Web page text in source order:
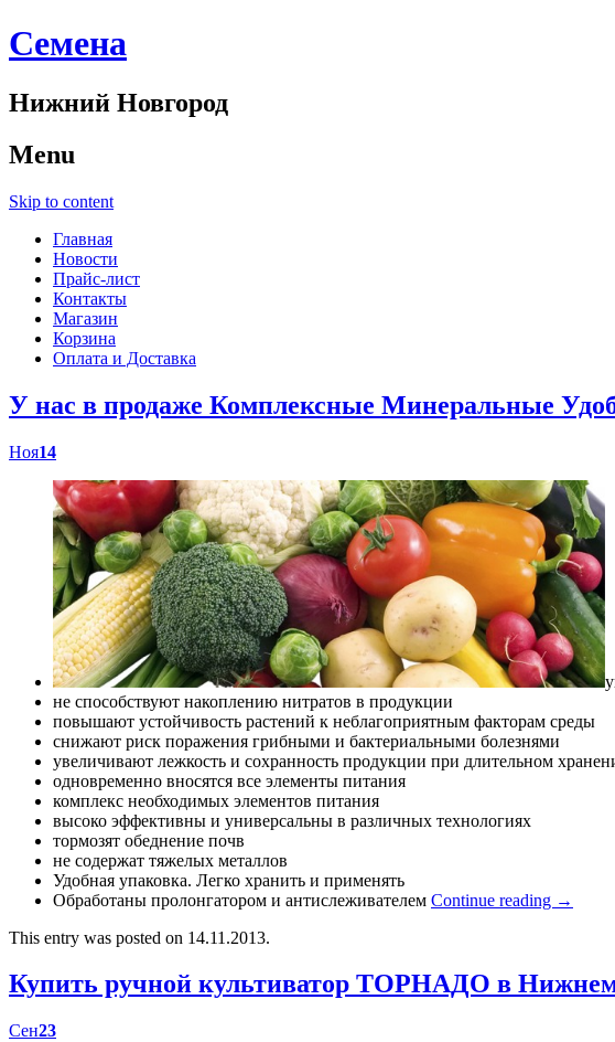
Cемена
Нижний Новгород
Menu
Skip to content
Главная
Новости
Прайс-лист
Контакты
Магазин
Корзина
Оплата и Доставка
У нас в продаже Комплексные Минеральные
Ноя14
не способствуют накоплению нитратов в продукции
повышают устойчивость растений к неблагоприятным факторам среды
снижают риск поражения грибными и бактериальными болезнями
увеличивают лежкость и сохранность продукции при длительном
одновременно вносятся все элементы питания
комплекс необходимых элементов питания
высоко эффективны и универсальны в различных технологиях
тормозят обеднение почв
не содержат тяжелых металлов
Удобная упаковка. Легко хранить и применять
Обработаны пролонгатором и антислеживателем Continue reading →
This entry was posted on 14.11.2013.
Купить ручной культиватор ТОРНАДО в Нижнем
Сен23